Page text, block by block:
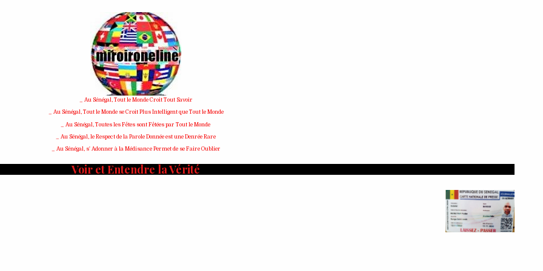
_ Au Sénégal, Tout le Monde Croit Tout Savoir
_ Au Sénégal, Tout le Monde se Croit Plus Intelligent que Tout le Monde
_ Au Sénégal, Toutes les Fêtes sont Fêtées par Tout le Monde
_ Au Sénégal, le Respect de la Parole Donnée est une Denrée Rare
_ Au Sénégal, s' Adonner à la Médisance Permet de se Faire Oublier
Voir et Entendre la Vérité